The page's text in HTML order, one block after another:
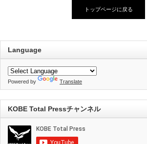
トップページに戻る
Language
Powered by Translate
KOBE Total Pressチャンネル